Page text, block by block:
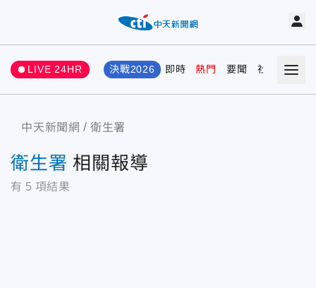
LIVE 24HR 決戰2026 即時 熱門 要聞 社會 娛樂
中天新聞網 衛生署
衛生署 相關報導
有 5 項結果